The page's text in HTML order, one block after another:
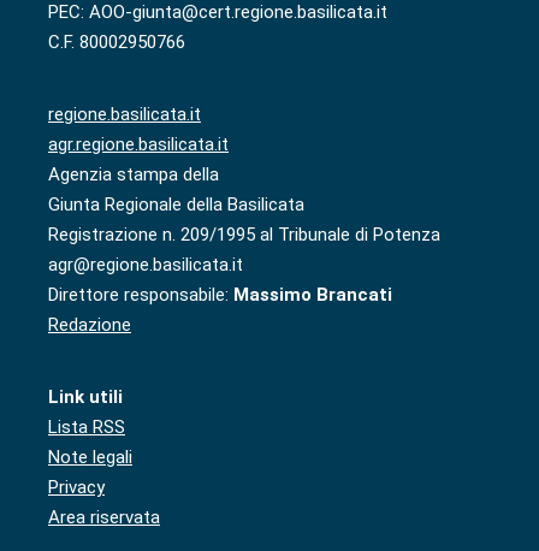
PEC: AOO-giunta@cert.regione.basilicata.it
C.F. 80002950766
regione.basilicata.it
agr.regione.basilicata.it
Agenzia stampa della
Giunta Regionale della Basilicata
Registrazione n. 209/1995 al Tribunale di Potenza
agr@regione.basilicata.it
Direttore responsabile: Massimo Brancati
Redazione
Link utili
Lista RSS
Note legali
Privacy
Area riservata